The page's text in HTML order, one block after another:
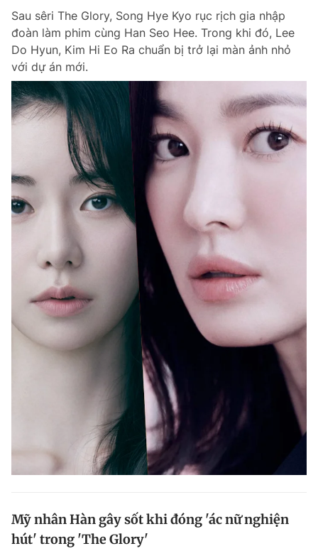
Sau sêri The Glory, Song Hye Kyo rục rịch gia nhập
đoàn làm phim cùng Han Seo Hee. Trong khi đó, Lee
Do Hyun, Kim Hi Eo Ra chuẩn bị trở lại màn ảnh nhỏ
với dự án mới.
Mỹ nhân Hàn gây sốt khi đóng 'ác nữ nghiện
hút' trong 'The Glory'